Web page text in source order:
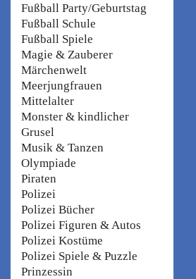
Fußball Party/Geburtstag
Fußball Schule
Fußball Spiele
Magie & Zauberer
Märchenwelt
Meerjungfrauen
Mittelalter
Monster & kindlicher
Grusel
Musik & Tanzen
Olympiade
Piraten
Polizei
Polizei Bücher
Polizei Figuren & Autos
Polizei Kostüme
Polizei Spiele & Puzzle
Prinzessin